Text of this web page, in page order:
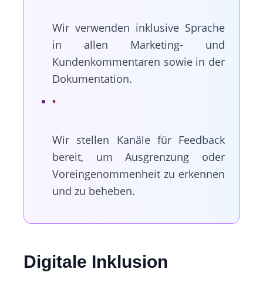
Wir verwenden inklusive Sprache
in allen Marketing- und
Kundenkommentaren sowie in der
Dokumentation.
Wir stellen Kanäle für Feedback
bereit, um Ausgrenzung oder
Voreingenommenheit zu erkennen
und zu beheben.
Digitale Inklusion